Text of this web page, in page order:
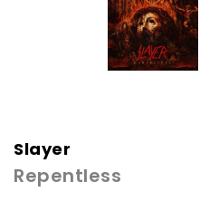
Slayer
Repentless